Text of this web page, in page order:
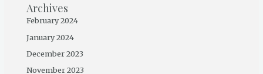
Archives
February 2024
January 2024
December 2023
November 2023